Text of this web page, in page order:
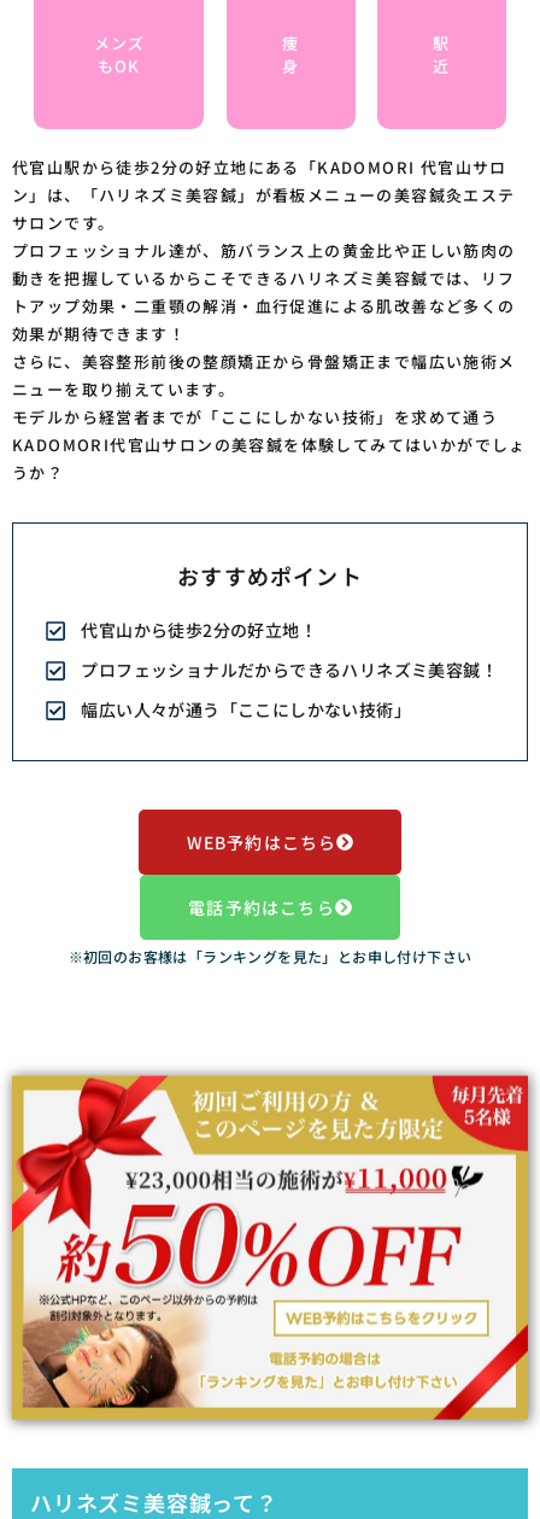
メンズ
もOK
痩
身
駅
近
代官山駅から徒歩2分の好立地にある「KADOMORI 代官山サロ
ン」は、「ハリネズミ美容鍼」が看板メニューの美容鍼灸エステ
サロンです。
プロフェッショナル達が、筋バランス上の黄金比や正しい筋肉の
動きを把握しているからこそできるハリネズミ美容鍼では、リフ
トアップ効果・二重顎の解消・血行促進による肌改善など多くの
効果が期待できます！
さらに、美容整形前後の整顔矯正から骨盤矯正まで幅広い施術メ
ニューを取り揃えています。
モデルから経営者までが「ここにしかない技術」を求めて通う
KADOMORI代官山サロンの美容鍼を体験してみてはいかがでしょ
うか？
おすすめポイント
代官山から徒歩2分の好立地！
プロフェッショナルだからできるハリネズミ美容鍼！
幅広い人々が通う「ここにしかない技術」
電話予約はこちら
WEB予約はこちら
※初回のお客様は「ランキングを見た」とお申し付け下さい
ハリネズミ美容鍼って？